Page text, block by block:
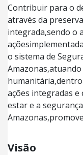
Contribuir para o
através da
integrada,sendo o
o sistema de
ações integradas
estar e a
Visão